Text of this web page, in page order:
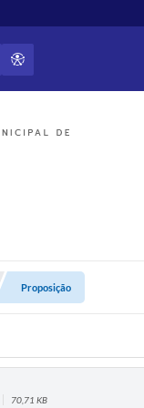
Proposição
70,71 KB